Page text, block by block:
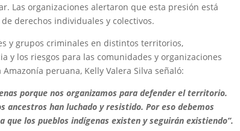
Las organizaciones alertaron que esta presión está
derechos individuales y colectivos.
y grupos criminales en distintos territorios,
y los riesgos para las comunidades y organizaciones
peruana, Kelly Valera Silva señaló:
porque nos organizamos para defender el territorio.
han luchado y resistido. Por eso debemos
los pueblos indígenas existen y seguirán existiendo”.